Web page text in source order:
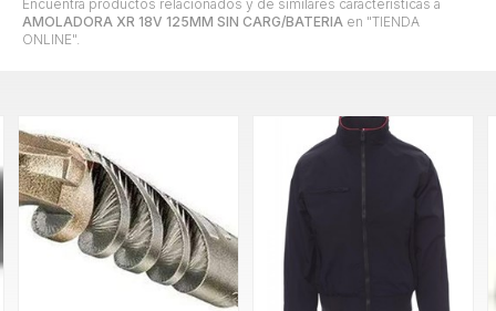
Encuentra productos relacionados y de similares características a
AMOLADORA XR 18V 125MM SIN CARG/BATERIA en "TIENDA
ONLINE".